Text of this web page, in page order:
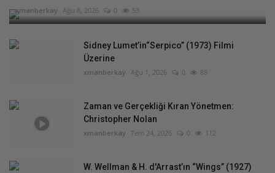
xmanberkay Ağu 8, 2026 0 53
Sidney Lumet’in“Serpico” (1973) Filmi
Üzerine
xmanberkay Ağu 1, 2026 0 88
Zaman ve Gerçekliği Kıran Yönetmen:
Christopher Nolan
xmanberkay Tem 24, 2026 0 112
W. Wellman & H. d'Arrast’ın “Wings” (1927)